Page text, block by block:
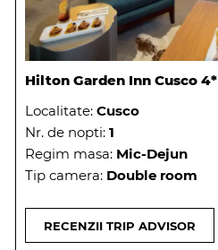
Hilton Garden Inn Cusco 4*
Localitate: Cusco
Nr. de nopti: 1
Regim masa: Mic-Dejun
Tip camera: Double room
RECENZII TRIP ADVISOR